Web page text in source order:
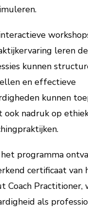
leren
kunnen
en effectieve
kunnen
nadruk op
programma
certificaat van
Coach Practitioner,
als